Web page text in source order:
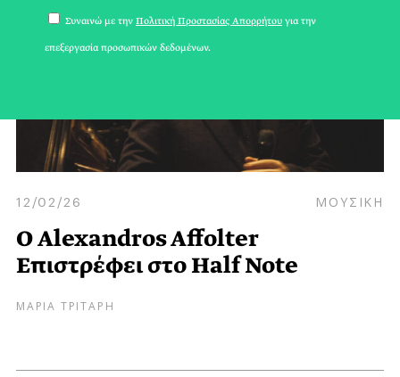
12/02/26 ΜΟΥΣΙΚΗ
Ο Alexandros Affolter
Eπιστρέφει στο Half Note
ΜΑΡΙΑ ΤΡΙΤΑΡΗ
Συναινώ με την Πολιτική Προστασίας Απορρήτου για την
επεξεργασία προσωπικών δεδομένων.